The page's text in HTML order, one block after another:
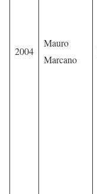
2004
Mauro
Marcano